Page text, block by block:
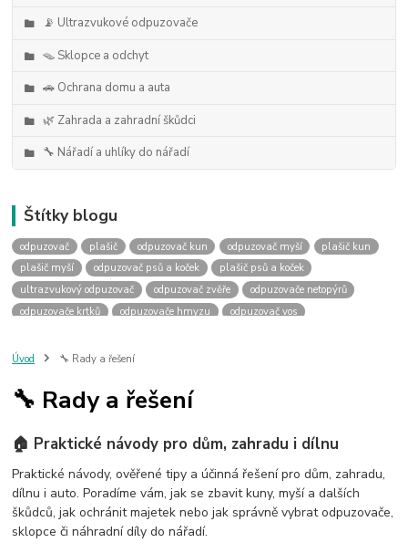
📡 Ultrazvukové odpuzovače
🪤 Sklopce a odchyt
🚗 Ochrana domu a auta
🌿 Zahrada a zahradní škůdci
🔧 Nářadí a uhlíky do nářadí
Štítky blogu
odpuzovač plašič odpuzovač kun odpuzovač myší
plašič kun
plašič myší
odpuzovač psů a koček
plašič psů a koček
ultrazvukový odpuzovač
odpuzovač zvěře
odpuzovače netopýrů
odpuzovače krtků
odpuzovače hmyzu
odpuzovač vos
náhradní uhlíky
uhlíky podle rozměru
jak ulovit kunu
jak se zbavit kuny
kemo m176
kemo m100n
plašič kun do auta
jak na prasata
odpuzovač divočáků
Úvod 🔧 Rady a řešení
🔧 Rady a řešení
🏠 Praktické návody pro dům, zahradu i dílnu
Praktické návody, ověřené tipy a účinná řešení pro dům, zahradu,
dílnu i auto. Poradíme vám, jak se zbavit kuny, myší a dalších
škůdců, jak ochránit majetek nebo jak správně vybrat odpuzovače,
sklopce či náhradní díly do nářadí.